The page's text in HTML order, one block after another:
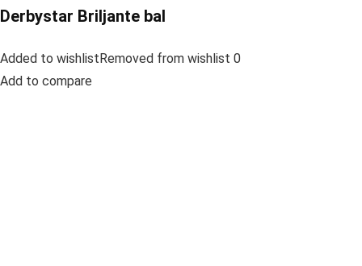
Derbystar Briljante bal
Added to wishlistRemoved from wishlist 0
Add to compare